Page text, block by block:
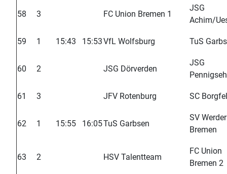
58 3 FC Union Bremen 1
JSG
Achim/
59 1 15:43 15:53VfL Wolfsburg TuS
60 2 JSG Dörverden
JSG
61 3 JFV Rotenburg SC
62 1 15:55 16:05TuS Garbsen
SV Werder
Bremen
63 2 HSV Talentteam
FC Union
Bremen 2